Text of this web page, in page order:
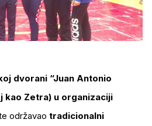
dvorani “Juan Antonio
kao Zetra) u organizaciji
održavao tradicionalni